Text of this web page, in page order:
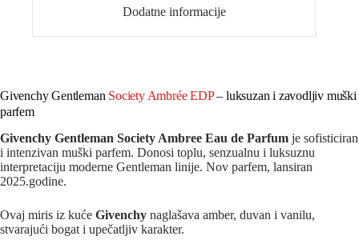
Dodatne informacije
Givenchy Gentleman Society Ambrée EDP– luksuzan i zavodljiv muški
parfem
Givenchy Gentleman Society Ambree Eau de Parfum je sofisticiran
i intenzivan muški parfem. Donosi toplu, senzualnu i luksuznu
interpretaciju moderne Gentleman linije. Nov parfem, lansiran
2025.godine.
Ovaj miris iz kuće Givenchy naglašava amber, duvan i vanilu,
stvarajući bogat i upečatljiv karakter.